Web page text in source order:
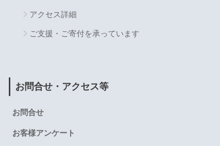
アクセス詳細
ご支援・ご寄付を承っています
お問合せ・アクセス等
お問合せ
お客様アンケート